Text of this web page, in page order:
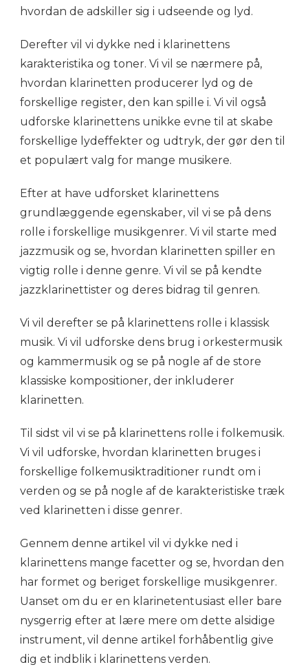
hvordan de adskiller sig i udseende og lyd.
Derefter vil vi dykke ned i klarinettens
karakteristika og toner. Vi vil se nærmere på,
hvordan klarinetten producerer lyd og de
forskellige register, den kan spille i. Vi vil også
udforske klarinettens unikke evne til at skabe
forskellige lydeffekter og udtryk, der gør den til
et populært valg for mange musikere.
Efter at have udforsket klarinettens
grundlæggende egenskaber, vil vi se på dens
rolle i forskellige musikgenrer. Vi vil starte med
jazzmusik og se, hvordan klarinetten spiller en
vigtig rolle i denne genre. Vi vil se på kendte
jazzklarinettister og deres bidrag til genren.
Vi vil derefter se på klarinettens rolle i klassisk
musik. Vi vil udforske dens brug i orkestermusik
og kammermusik og se på nogle af de store
klassiske kompositioner, der inkluderer
klarinetten.
Til sidst vil vi se på klarinettens rolle i folkemusik.
Vi vil udforske, hvordan klarinetten bruges i
forskellige folkemusiktraditioner rundt om i
verden og se på nogle af de karakteristiske træk
ved klarinetten i disse genrer.
Gennem denne artikel vil vi dykke ned i
klarinettens mange facetter og se, hvordan den
har formet og beriget forskellige musikgenrer.
Uanset om du er en klarinetentusiast eller bare
nysgerrig efter at lære mere om dette alsidige
instrument, vil denne artikel forhåbentlig give
dig et indblik i klarinettens verden.